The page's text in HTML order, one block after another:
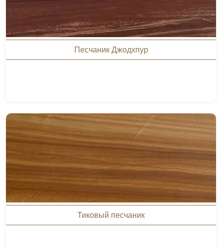
Песчаник Джодхпур
Тиковый песчаник